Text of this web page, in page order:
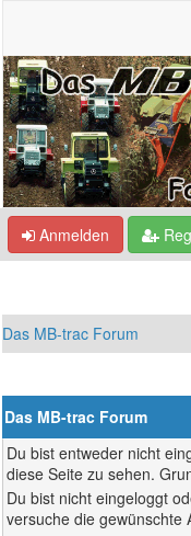
Anmelden
Das MB-trac Forum
Das MB-trac Forum
Du bist entweder nicht
diese Seite zu sehen.
Du bist nicht eingeloggt
versuche die gewünschte